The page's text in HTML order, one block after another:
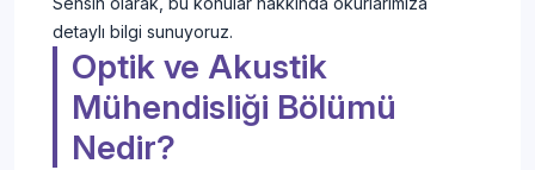
detaylı bilgi sunuyoruz.
Optik ve Akustik
Mühendisliği Bölümü
Nedir?